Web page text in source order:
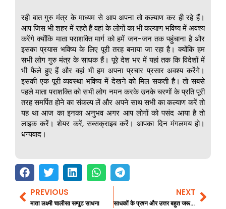
रही बात गुरु मंत्र के माध्यम से आप अपना तो कल्याण कर ही रहे हैं।
आप जिस भी शहर में रहते हैं वहां के लोगों का भी कल्याण भविष्य में अवश्य
करेंगे क्योंकि माता पराशक्ति मार्ग को हमें जन-जन तक पहुंचाना है और
इसका प्रयास भविष्य के लिए पूरी तरह बनाया जा रहा है। क्योंकि हम
सभी लोग गुरु मंत्र के साधक हैं। पूरे देश भर में यहां तक कि विदेशों में
भी फैले हुए हैं और वहां भी हम अपना प्रचार प्रसार अवश्य करेंगे।
इसकी एक पूरी व्यवस्था भविष्य में देखने को मिल सकती है। तो सबसे
पहले माता पराशक्ति को सभी लोग नमन करके उनके चरणों के प्रति पूरी
तरह समर्पित होने का संकल्प लें और अपने साथ सभी का कल्याण करें तो
यह था आज का इनका अनुभव अगर आप लोगों को पसंद आया है तो
लाइक करें। शेयर करें, सब्सक्राइब करें। आपका दिन मंगलमय हो।
धन्यवाद।
Prev
PREVIOUS
माता लक्ष्मी चालीसा सम्पुट साधना
NEXT
साधकों के प्रश्न और उत्तर बहुत जरूरी जानकारी 175